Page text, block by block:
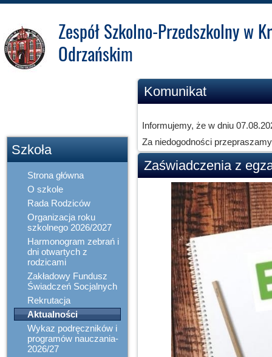
Zespół Szkolno-Przedszkolny w
Odrzańskim
Szkoła
Strona główna
O szkole
Rada Rodziców
Organizacja roku
szkolnego 2026/2027
Harmonogram zebrań i
dni otwartych z
rodzicami
Zakładowy Fundusz
Świadczeń Socjalnych
Rekrutacja
Aktualności
Wykaz podręczników i
programów nauczania-
2026/27
Komunikat
Informujemy, że w dniu
Za niedogodności
Zaświadczenia z